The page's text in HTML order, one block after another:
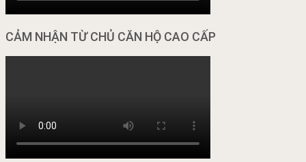
CẢM NHẬN TỪ CHỦ CĂN HỘ CAO CẤP